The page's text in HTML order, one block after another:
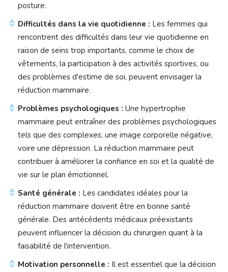
posture.
Difficultés dans la vie quotidienne : Les femmes qui
rencontrent des difficultés dans leur vie quotidienne en
raison de seins trop importants, comme le choix de
vêtements, la participation à des activités sportives, ou
des problèmes d'estime de soi, peuvent envisager la
réduction mammaire.
Problèmes psychologiques : Une hypertrophie
mammaire peut entraîner des problèmes psychologiques
tels que des complexes, une image corporelle négative,
voire une dépression. La réduction mammaire peut
contribuer à améliorer la confiance en soi et la qualité de
vie sur le plan émotionnel.
Santé générale : Les candidates idéales pour la
réduction mammaire doivent être en bonne santé
générale. Des antécédents médicaux préexistants
peuvent influencer la décision du chirurgien quant à la
faisabilité de l'intervention.
Motivation personnelle : Il est essentiel que la décision